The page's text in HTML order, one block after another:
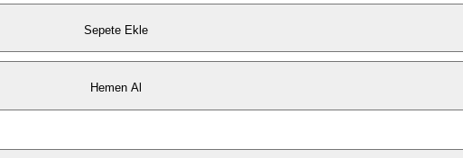
Sepete Ekle
Hemen Al